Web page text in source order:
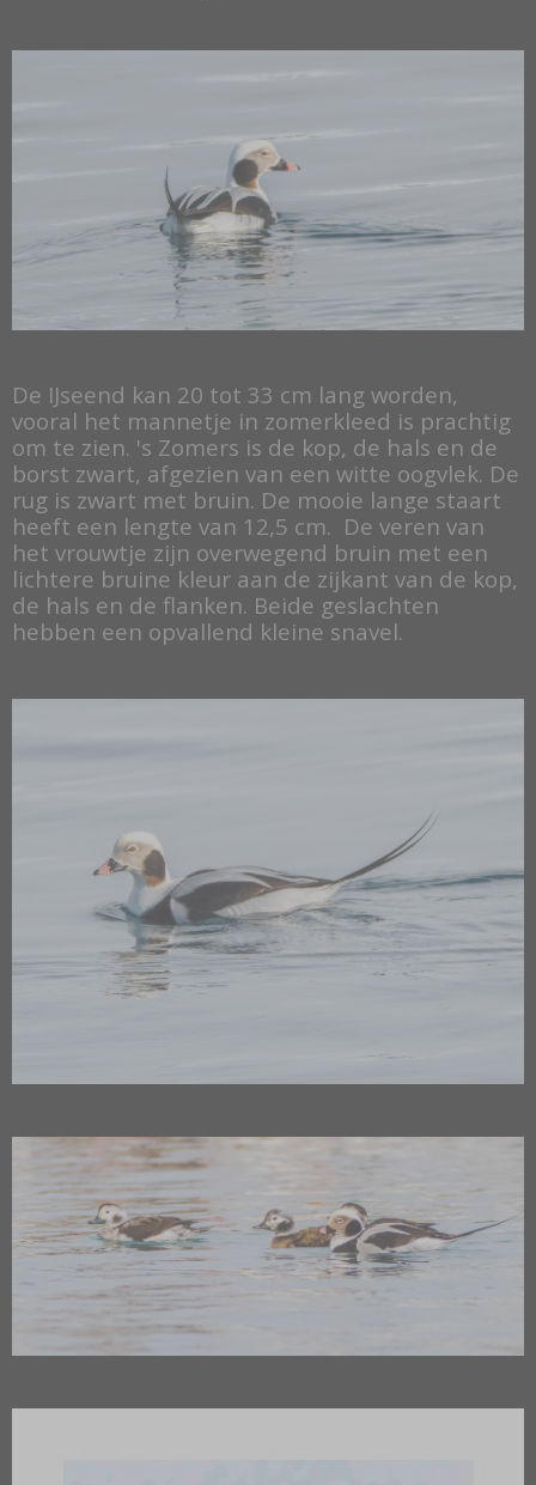
De IJseend kan 20 tot 33 cm lang worden,
vooral het mannetje in zomerkleed is prachtig
om te zien. 's Zomers is de kop, de hals en de
borst zwart, afgezien van een witte oogvlek. De
rug is zwart met bruin. De mooie lange staart
heeft een lengte van 12,5 cm. De veren van
het vrouwtje zijn overwegend bruin met een
lichtere bruine kleur aan de zijkant van de kop,
de hals en de flanken. Beide geslachten
hebben een opvallend kleine snavel.